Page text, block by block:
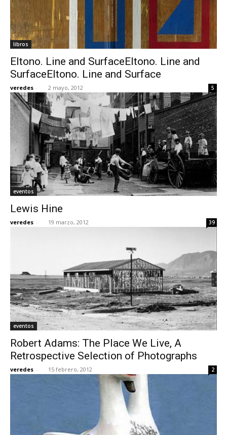
libros
Eltono. Line and SurfaceEltono. Line and
SurfaceEltono. Line and Surface
veredes - 2 mayo, 2012 5
eventos
Lewis Hine
veredes - 19 marzo, 2012 39
eventos
Robert Adams: The Place We Live, A
Retrospective Selection of Photographs
veredes - 15 febrero, 2012 2